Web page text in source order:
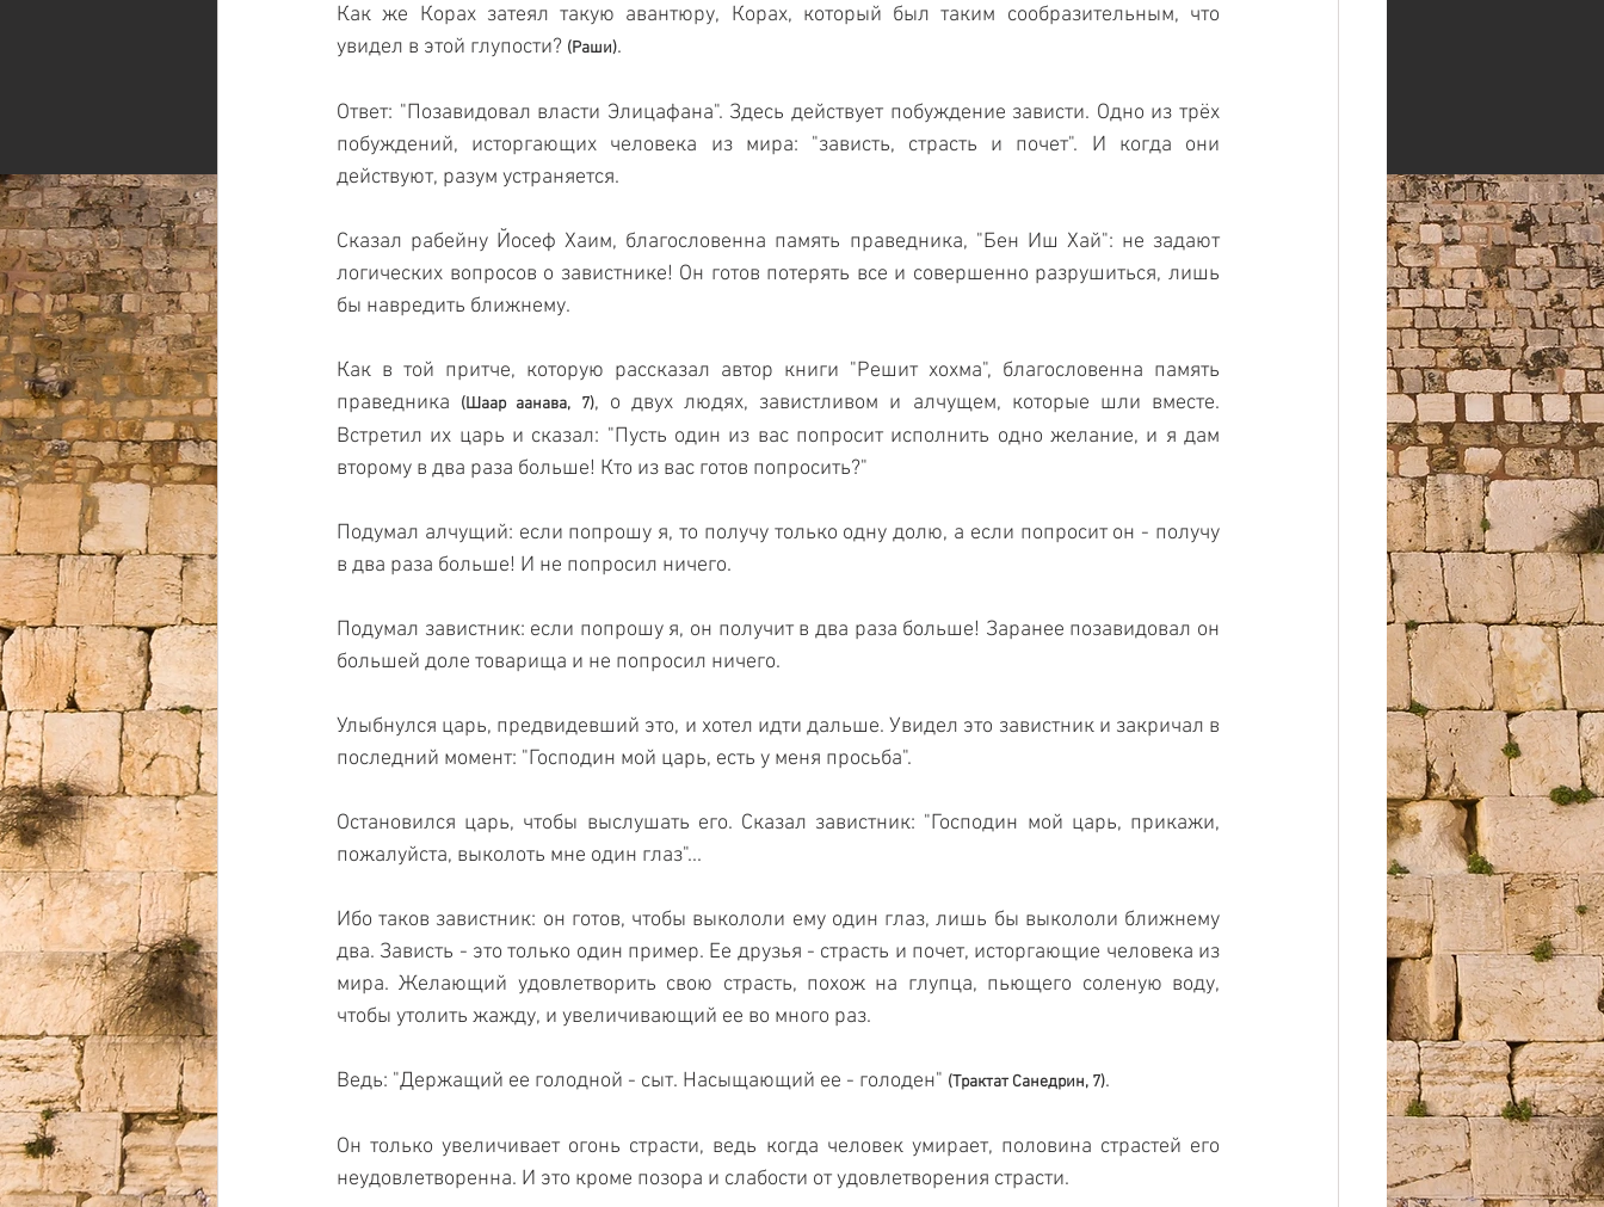
Как же Корах затеял такую авантюру, Корах, который был таким сообразительным, что
увидел в этой глупости? (Раши).
Ответ: "Позавидовал власти Элицафана". Здесь действует побуждение зависти. Одно из трёх
побуждений, исторгающих человека из мира: "зависть, страсть и почет". И когда они
действуют, разум устраняется.
Сказал рабейну Йосеф Хаим, благословенна память праведника, "Бен Иш Хай": не задают
логических вопросов о завистнике! Он готов потерять все и совершенно разрушиться, лишь
бы навредить ближнему.
Как в той притче, которую рассказал автор книги "Решит хохма", благословенна память
праведника
(Шаар аанава, 7), о двух людях, завистливом и алчущем, которые шли вместе.
Встретил их царь и сказал: "Пусть один из вас попросит исполнить одно желание, и я дам
второму в два раза больше! Кто из вас готов попросить?"
Подумал алчущий: если попрошу я, то получу только одну долю, а если попросит он - получу
в два раза больше! И не попросил ничего.
Подумал завистник: если попрошу я, он получит в два раза больше! Заранее позавидовал он
большей доле товарища и не попросил ничего.
Улыбнулся царь, предвидевший это, и хотел идти дальше. Увидел это завистник и закричал в
последний момент: "Господин мой царь, есть у меня просьба".
Остановился царь, чтобы выслушать его. Сказал завистник: "Господин мой царь, прикажи,
пожалуйста, выколоть мне один глаз"...
Ибо таков завистник: он готов, чтобы выкололи ему один глаз, лишь бы выкололи ближнему
два. Зависть - это только один пример. Ее друзья - страсть и почет, исторгающие человека из
мира. Желающий удовлетворить свою страсть, похож на глупца, пьющего соленую воду,
чтобы утолить жажду, и увеличивающий ее во много раз.
Ведь: "Держащий ее голодной - сыт. Насыщающий ее - голоден" (Трактат Санедрин, 7).
Он только увеличивает огонь страсти, ведь когда человек умирает, половина страстей его
неудовлетворенна. И это кроме позора и слабости от удовлетворения страсти.